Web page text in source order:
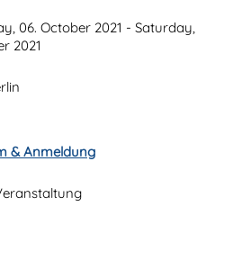
06. October 2021 - Saturday,
2021
& Anmeldung